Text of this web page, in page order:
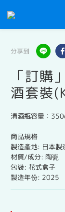
分享到
「訂購
酒套裝
清酒瓶容量：
商品規格
製造產地: 日本製
材質/成分: 陶瓷
包裝: 花式盒子
製造年份: 2025